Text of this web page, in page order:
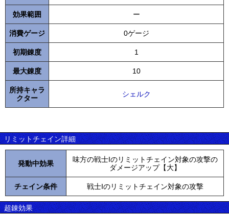
効果範囲 ー
消費ゲージ 0ゲージ
初期錬度 1
最大錬度 10
所持キャラ
クター
シェルク
リミットチェイン詳細
発動中効果
味方の戦士Iのリミットチェイン対象の攻撃の
ダメージアップ【大】
チェイン条件 戦士Iのリミットチェイン対象の攻撃
超錬効果